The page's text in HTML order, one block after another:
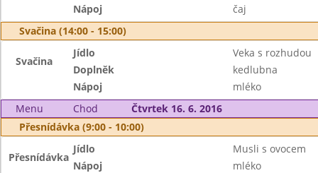
Nápoj
čaj
Svačina (14:00 - 15:00)
Svačina
Jídlo
Veka s rozhudou
Doplněk
kedlubna
Nápoj
mléko
Menu
Chod
Čtvrtek 16. 6. 2016
Přesnídávka (9:00 - 10:00)
Přesnídávka
Jídlo
Musli s ovocem
Nápoj
mléko